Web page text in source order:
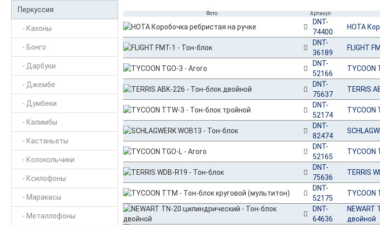
Перкуссия
- Кахоны
- Бонго
- Дарбуки
- Джембе
- Думбеки
- Калимбы
- Кастаньеты
- Колокольчики
- Ксилофоны
- Маракасы
- Металлофоны
Фото Артикул
DNT-
74400
НОТА
DNT-
36189
FLIGHT
DNT-
52166
TYCOON
DNT-
75637
TERRIS
DNT-
52174
TYCOON
DNT-
82474
DNT-
52165
TYCOON
DNT-
75636
TERRIS
DNT-
52175
TYCOON
DNT-
64636
двойной